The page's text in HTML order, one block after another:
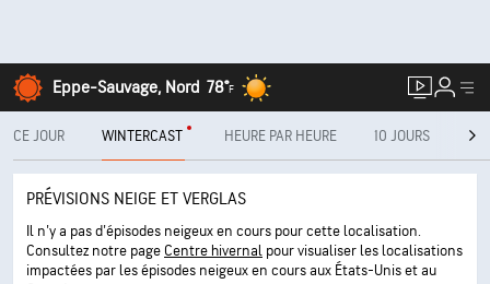
Eppe-Sauvage, Nord 78°F
CE JOUR WINTERCAST HEURE PAR HEURE 10 JOURS
PRÉVISIONS NEIGE ET VERGLAS
Il n'y a pas d'épisodes neigeux en cours pour cette localisation.
Consultez notre page Centre hivernal pour visualiser les localisations
impactées par les épisodes neigeux en cours aux États-Unis et au